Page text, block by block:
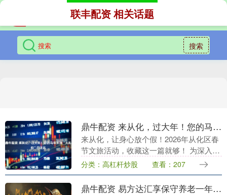
搜索
联丰配资 相关话题
鼎牛配资 来从化，过大年！您的马年文旅“大礼包”已送达
来从化，让身心放个假！2026年从化区春
节文旅活动，收藏这一篇就够！ 为深入贯
彻落实传承弘扬中华优秀传统文化、丰富
群众节日生活的相关精神，进一步挖掘从
化本土春节....
分类：高杠杆炒股 查看：207
鼎牛配资 易方达汇享保守养老一年持有混合(FOF)Y: 易方达汇享保守养老目标一年持有期混合型基金中基金(FOF)托管协议